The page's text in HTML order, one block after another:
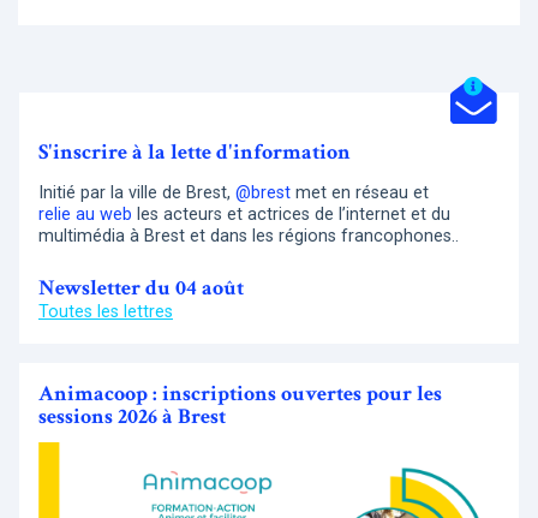
S'inscrire à la lette d'information
Initié par la ville de Brest, @brest met en réseau et
relie au web les acteurs et actrices de l’internet et du
multimédia à Brest et dans les régions francophones..
Newsletter du 04 août
Toutes les lettres
Animacoop : inscriptions ouvertes pour les
sessions 2026 à Brest